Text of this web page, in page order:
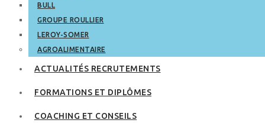
BULL
GROUPE ROULLIER
LEROY-SOMER
AGROALIMENTAIRE
ACTUALITÉS RECRUTEMENTS
FORMATIONS ET DIPLÔMES
COACHING ET CONSEILS